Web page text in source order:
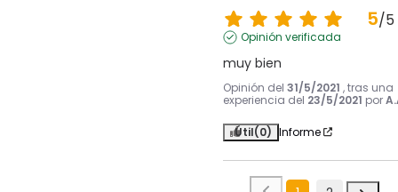
5/5
Opinión verificada
muy bien
Opinión del 31/5/2021 , tras una
experiencia del 23/5/2021 por
Útil(0) Informe